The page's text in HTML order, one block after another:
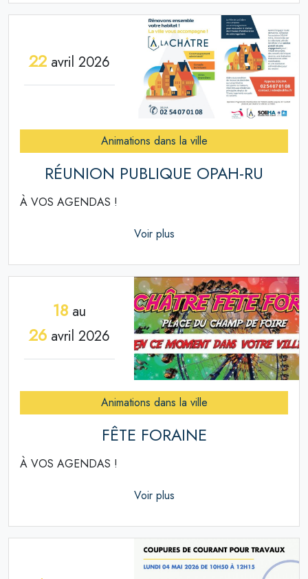
22avril 2026
Animations dans la ville
RÉUNION PUBLIQUE OPAH-RU
À VOS AGENDAS !
Voir plus
18au
26avril 2026
Animations dans la ville
FÊTE FORAINE
À VOS AGENDAS !
Voir plus